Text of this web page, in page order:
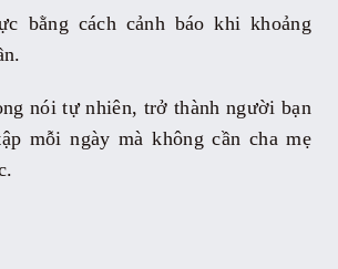
bằng cách cảnh báo khi khoảng
nói tự nhiên, trở thành người bạn
mỗi ngày mà không cần cha mẹ